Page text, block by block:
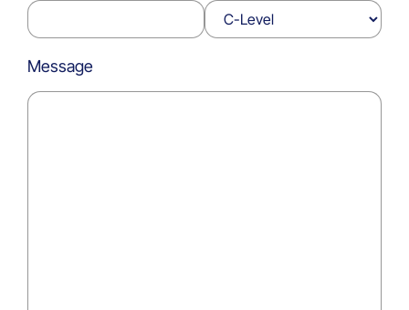
Message